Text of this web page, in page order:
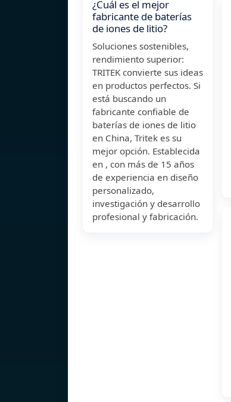
¿Cuál es el mejor
fabricante de baterías
de iones de litio?
Soluciones sostenibles,
rendimiento superior:
TRITEK convierte sus ideas
en productos perfectos. Si
está buscando un
fabricante confiable de
baterías de iones de litio
en China, Tritek es su
mejor opción. Establecida
en , con más de 15 años
de experiencia en diseño
personalizado,
investigación y desarrollo
profesional y fabricación.